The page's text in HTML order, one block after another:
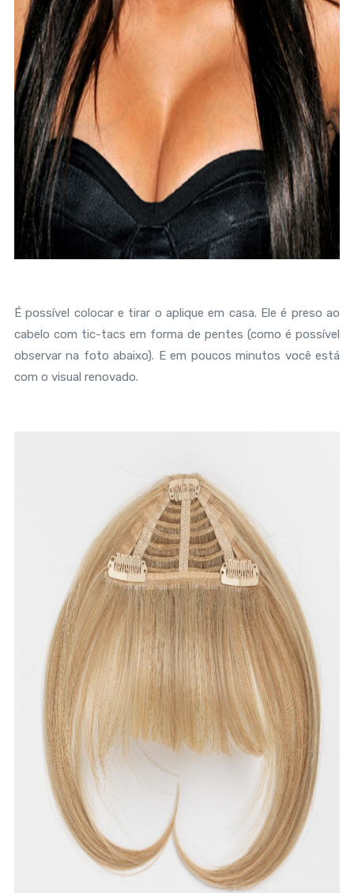
É possível colocar e tirar o aplique em casa. Ele é preso ao
cabelo com tic-tacs em forma de pentes (como é possível
observar na foto abaixo). E em poucos minutos você está
com o visual renovado.